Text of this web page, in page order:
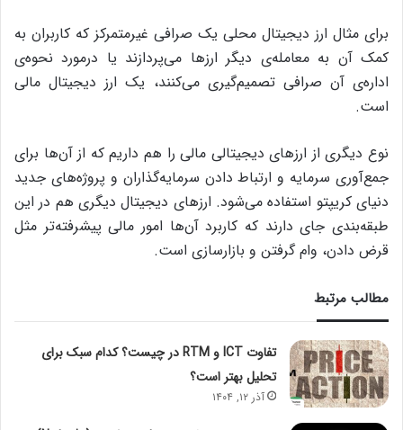
برای مثال ارز دیجیتال محلی یک صرافی غیرمتمرکز که کاربران به
کمک آن به معامله‌ی دیگر ارزها می‌پردازند یا درمورد نحوه‌ی
اداره‌ی آن صرافی تصمیم‌گیری می‌کنند، یک ارز دیجیتال مالی
است.
نوع دیگری از ارزهای دیجیتالی مالی را هم داریم که از آن‌ها برای
جمع‌آوری سرمایه و ارتباط دادن سرمایه‌گذاران و پروژه‌های جدید
دنیای کریپتو استفاده می‌شود. ارزهای دیجیتال دیگری هم در این
طبقه‌بندی جای دارند که کاربرد آن‌ها امور مالی پیشرفته‌تر مثل
قرض دادن، وام گرفتن و بازارسازی است.
مطالب مرتبط
تفاوت ICT و RTM در چیست؟ کدام سبک برای
تحلیل بهتر است؟
آذر ۱۲, ۱۴۰۴